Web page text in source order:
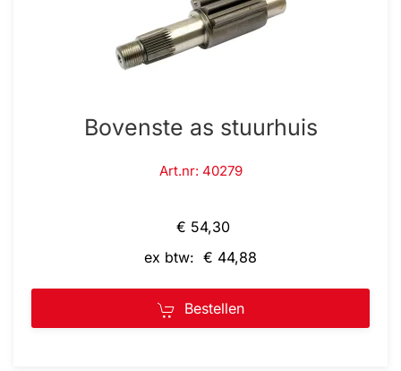
Bovenste as stuurhuis
Art.nr: 40279
€ 54,30
ex btw: € 44,88
Bestellen